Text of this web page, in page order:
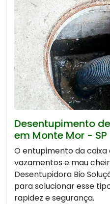
Desentupimento
em Monte Mor - SP
O entupimento da caixa
vazamentos e mau
Desentupidora Bio
para solucionar esse
rapidez e segurança.